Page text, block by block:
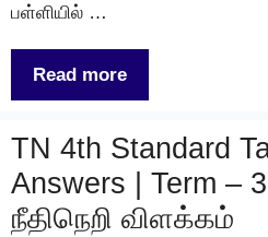
பள்ளியில் …
Read more
TN 4th Standard
Answers | Term –
நீதிநெறி விளக்கம்